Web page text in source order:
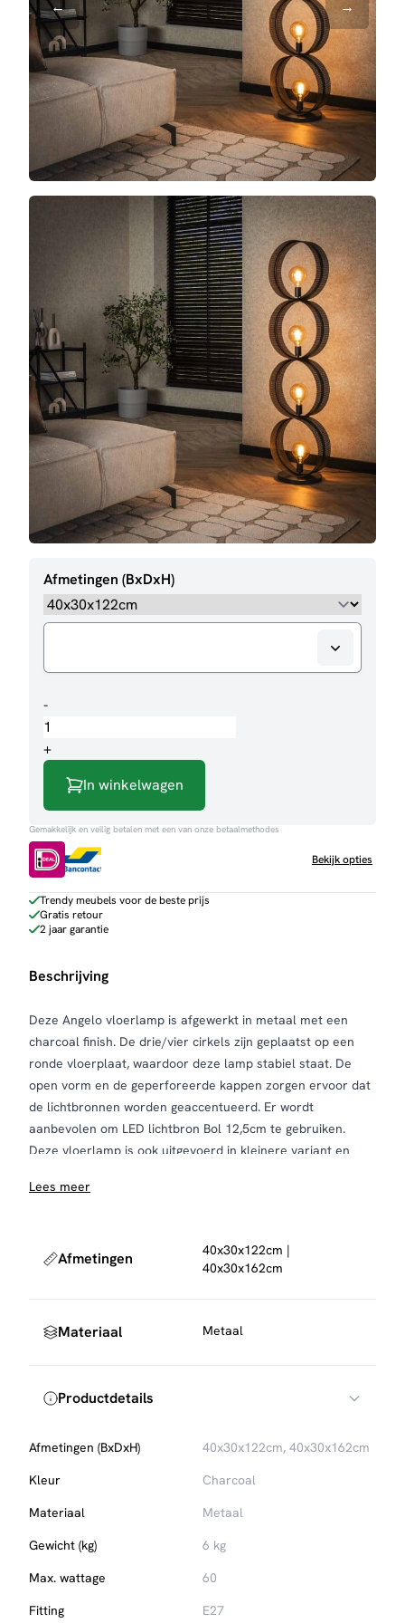
Afmetingen (BxDxH)
-Vloerlamp
Angelo
aantal
+
In winkelwagen
Gemakkelijk en veilig betalen met een van onze betaalmethodes
Bekijk opties
Trendy meubels voor de beste prijs
Gratis retour
2 jaar garantie
Beschrijving
Deze Angelo vloerlamp is afgewerkt in metaal met een
charcoal finish. De drie/vier cirkels zijn geplaatst op een
ronde vloerplaat, waardoor deze lamp stabiel staat. De
open vorm en de geperforeerde kappen zorgen ervoor dat
de lichtbronnen worden geaccentueerd. Er wordt
aanbevolen om LED lichtbron Bol 12,5cm te gebruiken.
Deze vloerlamp is ook uitgevoerd in kleinere variant en
Lees meer
Afmetingen
40x30x122cm |
40x30x162cm
Materiaal Metaal
Productdetails
Afmetingen (BxDxH)
40x30x122cm, 40x30x162cm
Kleur
Charcoal
Materiaal
Metaal
Gewicht (kg)
6 kg
Max. wattage
60
Fitting
E27